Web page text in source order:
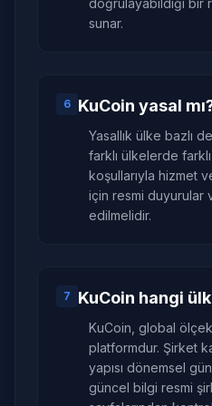
doğrulayabildiği bir
sunar.
6 KuCoin yasal
Yasallık ülke bazlı
farklı ülkelerde
koşullarıyla hizmet
için resmi duyurular
edilmelidir.
7 KuCoin hangi
KuCoin, global
platformdur. Şirket
yapısı dönemsel
güncel bilgi resmi